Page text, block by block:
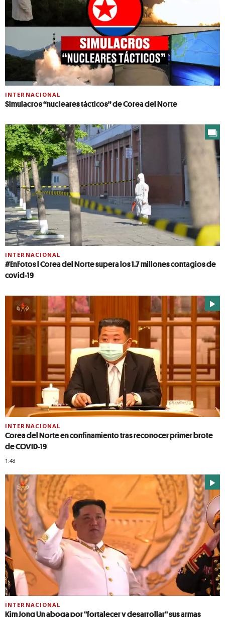
INTERNACIONAL
Simulacros “nucleares tácticos” de Corea del Norte
INTERNACIONAL
#EnFotos l Corea del Norte supera los 1.7 millones contagios de
covid-19
INTERNACIONAL
Corea del Norte en confinamiento tras reconocer primer brote
de COVID-19
1:48
INTERNACIONAL
Kim Jong Un aboga por "fortalecer y desarrollar" sus armas